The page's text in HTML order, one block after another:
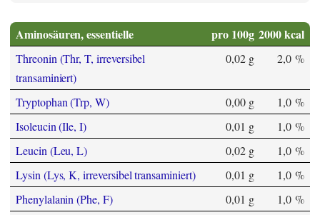
Aminosäuren, essentielle pro 100g 2000 kcal
Threonin (Thr, T, irreversibel
transaminiert)
0,02 g 2,0 %
Tryptophan (Trp, W) 0,00 g
1,0 %
Isoleucin (Ile, I)
0,01 g
1,0 %
Leucin (Leu, L)
0,02 g
1,0 %
Lysin (Lys, K, irreversibel transaminiert)
0,01 g
1,0 %
Phenylalanin (Phe, F)
0,01 g
1,0 %